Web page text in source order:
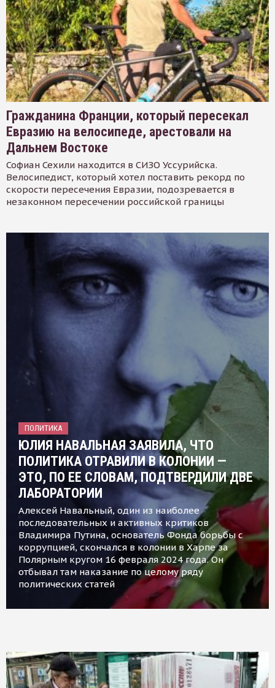
Гражданина Франции, который пересекал
Евразию на велосипеде, арестовали на
Дальнем Востоке
Софиан Сехили находится в СИЗО Уссурийска.
Велосипедист, который хотел поставить рекорд по
скорости пересечения Евразии, подозревается в
незаконном пересечении российской границы
ПОЛИТИКА
ЮЛИЯ НАВАЛЬНАЯ ЗАЯВИЛА, ЧТО
ПОЛИТИКА ОТРАВИЛИ В КОЛОНИИ —
ЭТО, ПО ЕЕ СЛОВАМ, ПОДТВЕРДИЛИ ДВЕ
ЛАБОРАТОРИИ
Алексей Навальный, один из наиболее
последовательных и активных критиков
Владимира Путина, основатель Фонда борьбы с
коррупцией, скончался в колонии в Харпе за
Полярным кругом 16 февраля 2024 года. Он
отбывал там наказание по целому ряду
политических статей